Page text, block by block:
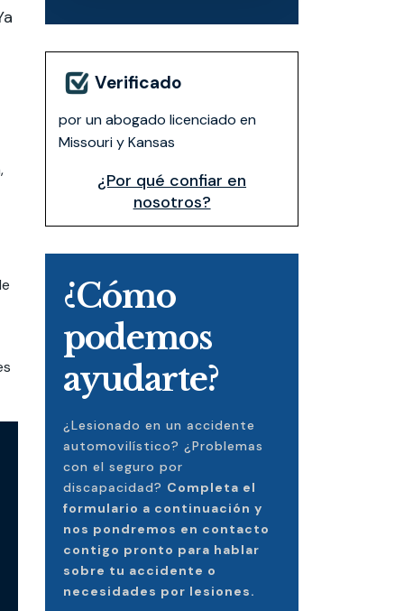
Verificado
por un abogado licenciado en
Missouri y Kansas
¿Por qué confiar en
nosotros?
¿Cómo
podemos
ayudarte?
¿Lesionado en un accidente
automovilístico? ¿Problemas
con el seguro por
discapacidad? Completa el
formulario a continuación y
nos pondremos en contacto
contigo pronto para hablar
sobre tu accidente o
necesidades por lesiones.